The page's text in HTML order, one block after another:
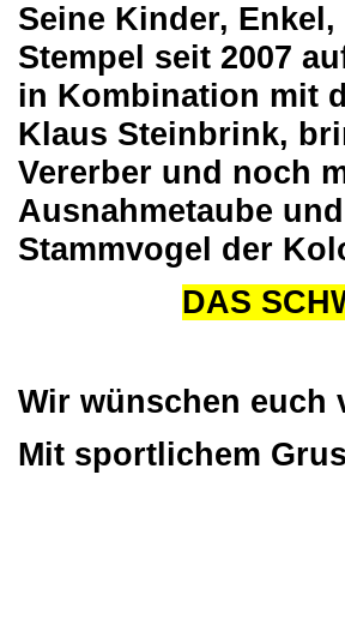
Seine Kinder,
Stempel seit 2007
in Kombination mit
Klaus Steinbrink,
Vererber und noch
Ausnahmetaube
Stammvogel der
DAS
Wir wünschen euch
Mit sportlichem